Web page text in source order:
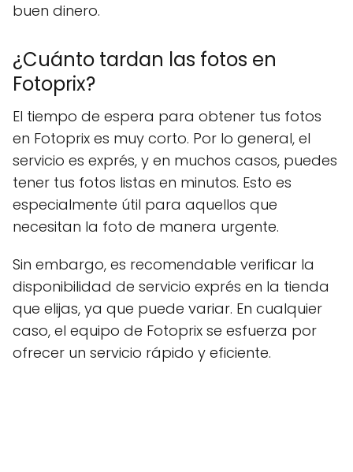
buen dinero.
¿Cuánto tardan las fotos en
Fotoprix?
El tiempo de espera para obtener tus fotos
en Fotoprix es muy corto. Por lo general, el
servicio es exprés, y en muchos casos, puedes
tener tus fotos listas en minutos. Esto es
especialmente útil para aquellos que
necesitan la foto de manera urgente.
Sin embargo, es recomendable verificar la
disponibilidad de servicio exprés en la tienda
que elijas, ya que puede variar. En cualquier
caso, el equipo de Fotoprix se esfuerza por
ofrecer un servicio rápido y eficiente.